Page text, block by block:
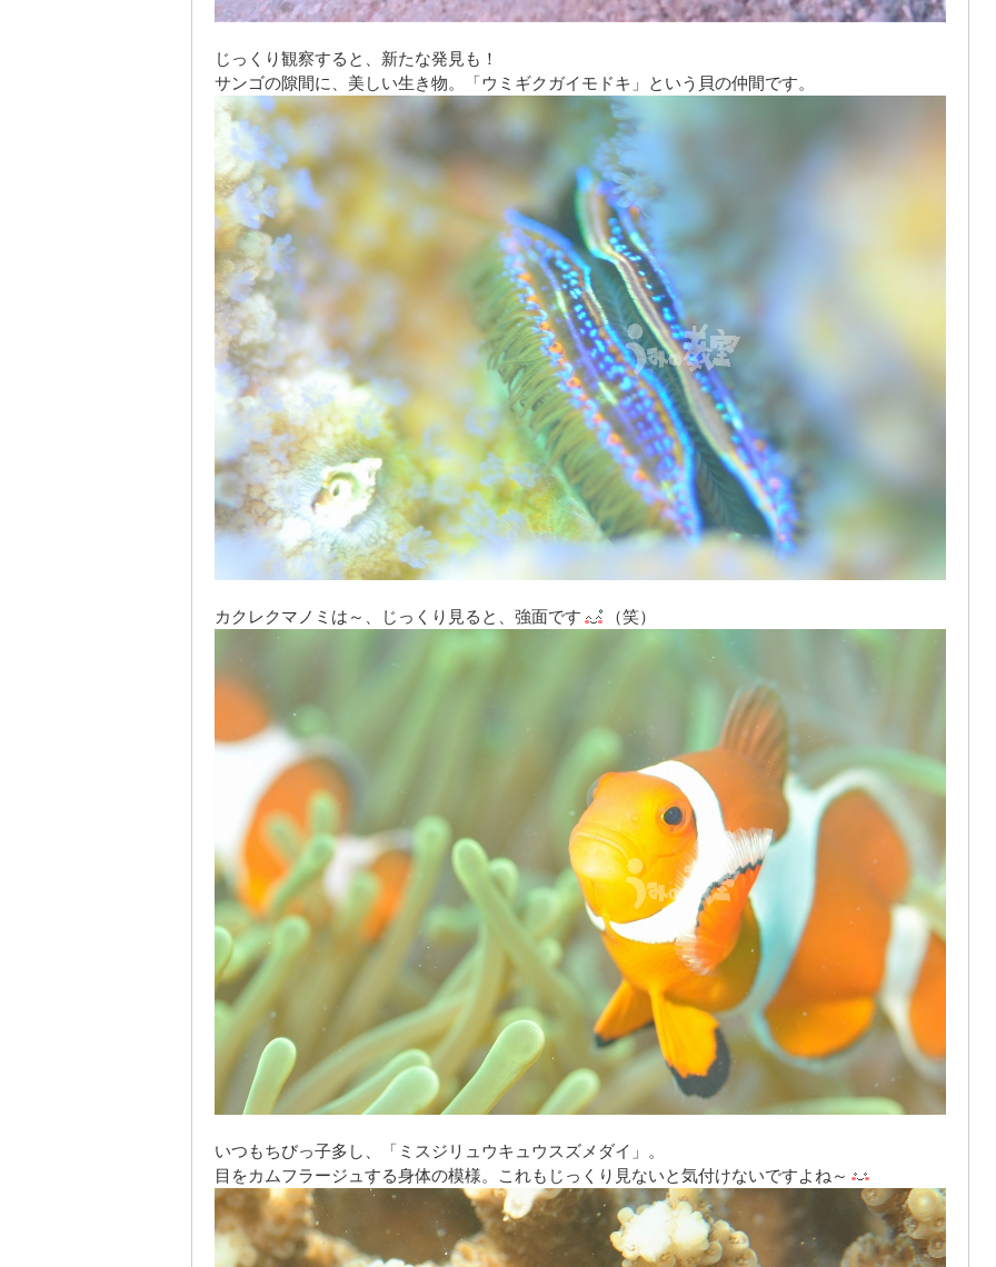
じっくり観察すると、新たな発見も！
サンゴの隙間に、美しい生き物。「ウミギクガイモドキ」という貝の仲間です。
カクレクマノミは～、じっくり見ると、強面です （笑）
いつもちびっ子多し、「ミスジリュウキュウスズメダイ」。
目をカムフラージュする身体の模様。これもじっくり見ないと気付けないですよね～